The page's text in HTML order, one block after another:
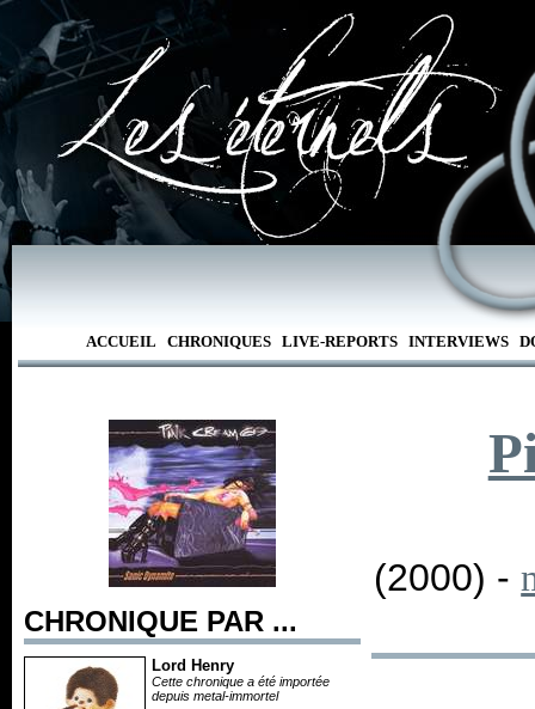
ACCUEIL CHRONIQUES LIVE-REPORTS INTERVIEWS
CHRONIQUE PAR ...
Lord Henry
Cette chronique a été importée
depuis metal-immortel
(2000) -